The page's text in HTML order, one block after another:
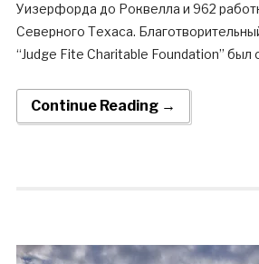
Уизерфорда до Роквелла и 962
Северного Техаса.
“Judge Fite Charitable Foundation” был
Continue Reading →